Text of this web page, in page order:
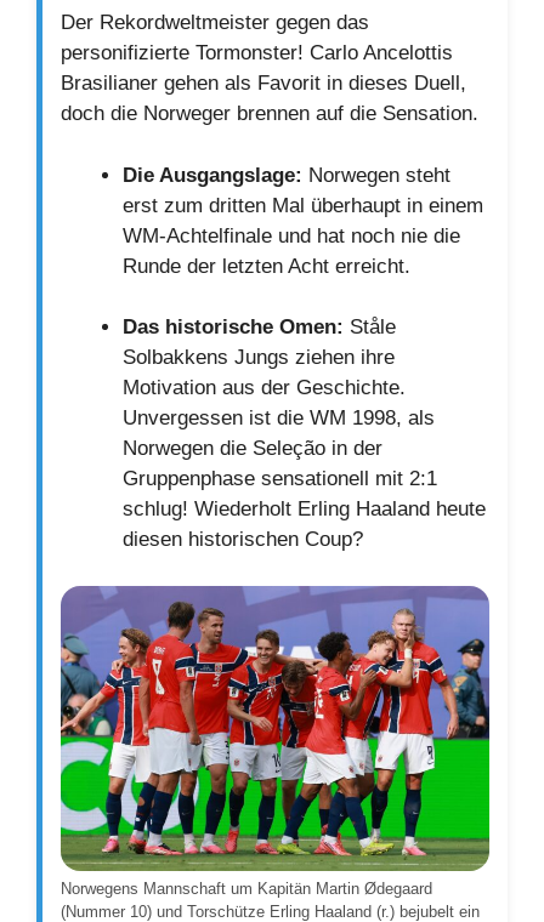
Der Rekordweltmeister gegen das
personifizierte Tormonster! Carlo Ancelottis
Brasilianer gehen als Favorit in dieses Duell,
doch die Norweger brennen auf die Sensation.
Die Ausgangslage: Norwegen steht
erst zum dritten Mal überhaupt in einem
WM-Achtelfinale und hat noch nie die
Runde der letzten Acht erreicht.
Das historische Omen: Ståle
Solbakkens Jungs ziehen ihre
Motivation aus der Geschichte.
Unvergessen ist die WM 1998, als
Norwegen die Seleção in der
Gruppenphase sensationell mit 2:1
schlug! Wiederholt Erling Haaland heute
diesen historischen Coup?
Norwegens Mannschaft um Kapitän Martin Ødegaard
(Nummer 10) und Torschütze Erling Haaland (r.) bejubelt ein